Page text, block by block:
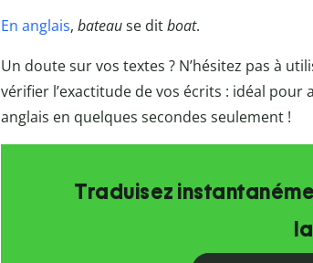
En anglais, bateause ditboat.
Un doute sur vos textes ? N’hésitez pas à
vérifier l’exactitude de vos écrits : idéal
anglais en quelques secondes seulement !
Traduisez